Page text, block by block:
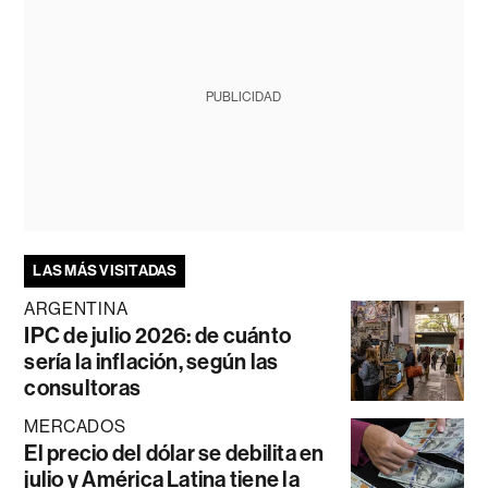
PUBLICIDAD
LAS MÁS VISITADAS
ARGENTINA
IPC de julio 2026: de cuánto
sería la inflación, según las
consultoras
MERCADOS
El precio del dólar se debilita en
julio y América Latina tiene la